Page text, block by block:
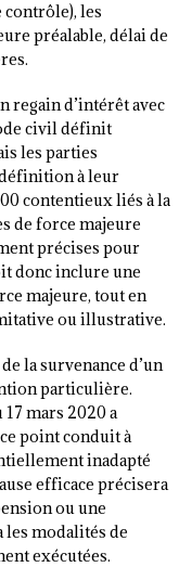
les
préalable, délai de
regain d’intérêt avec
civil définit
les parties
définition à leur
contentieux liés à la
de force majeure
précises pour
donc inclure une
majeure, tout en
ou illustrative.
la survenance d’un
particulière.
17 mars 2020 a
point conduit à
inadapté
efficace précisera
ou une
modalités de
exécutées.